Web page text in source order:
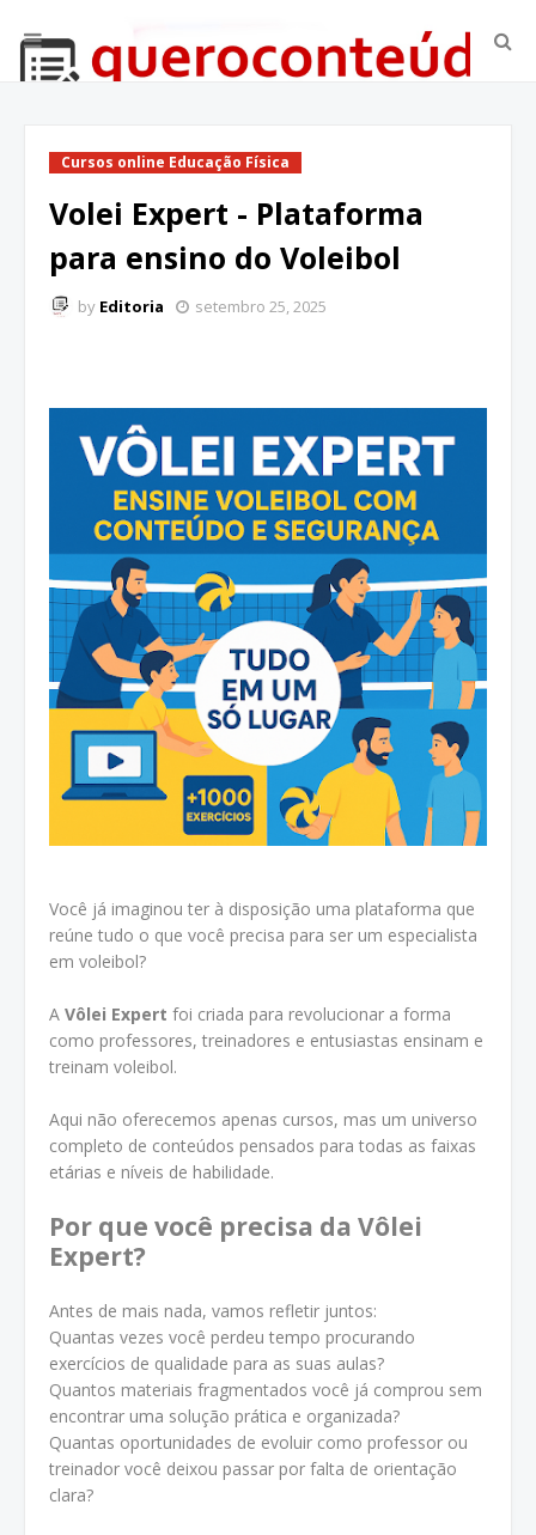
Cursos online Educação Física
Volei Expert - Plataforma
para ensino do Voleibol
by Editoria setembro 25, 2025
Você já imaginou ter à disposição uma plataforma que
reúne tudo o que você precisa para ser um especialista
em voleibol?
A Vôlei Expert foi criada para revolucionar a forma
como professores, treinadores e entusiastas ensinam e
treinam voleibol.
Aqui não oferecemos apenas cursos, mas um universo
completo de conteúdos pensados para todas as faixas
etárias e níveis de habilidade.
Por que você precisa da Vôlei
Expert?
Antes de mais nada, vamos refletir juntos:
Quantas vezes você perdeu tempo procurando
exercícios de qualidade para as suas aulas?
Quantos materiais fragmentados você já comprou sem
encontrar uma solução prática e organizada?
Quantas oportunidades de evoluir como professor ou
treinador você deixou passar por falta de orientação
clara?